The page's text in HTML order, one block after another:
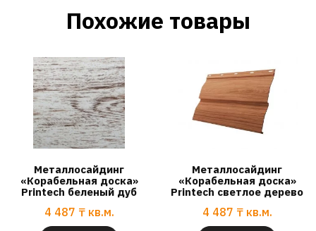
Похожие товары
Металлосайдинг
«Корабельная доска»
Printech беленый дуб
4 487 ₸ кв.м.
Металлосайдинг
«Корабельная доска»
Printech светлое дерево
4 487 ₸ кв.м.